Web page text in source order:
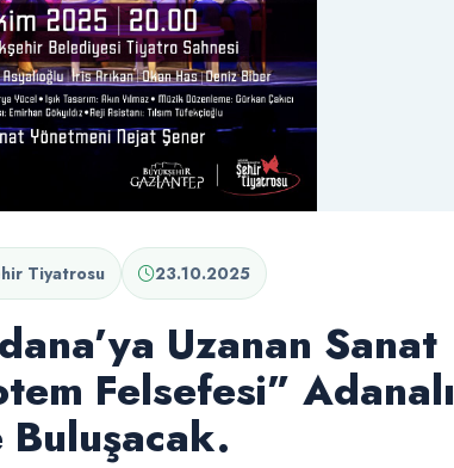
Tiyatrosu 23.10.2025
Uzanan Sanat
Felsefesi” Adanalı